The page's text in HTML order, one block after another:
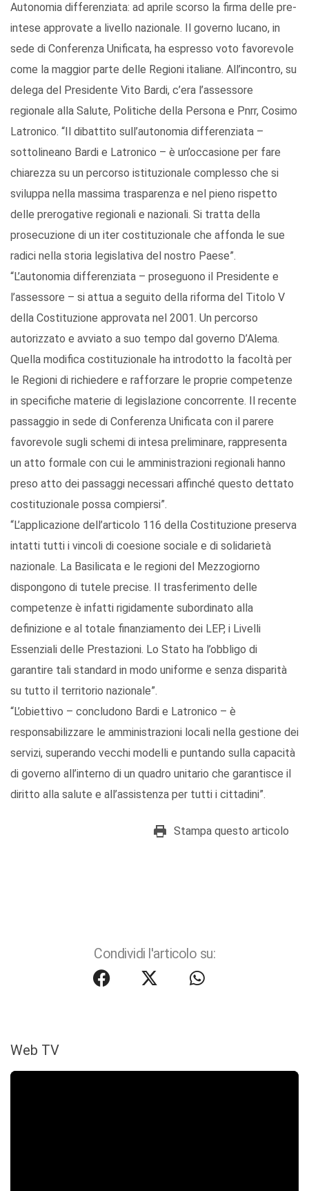
Autonomia differenziata: ad aprile scorso la firma delle pre-
intese approvate a livello nazionale. Il governo lucano, in
sede di Conferenza Unificata, ha espresso voto favorevole
come la maggior parte delle Regioni italiane. All’incontro, su
delega del Presidente Vito Bardi, c’era l’assessore
regionale alla Salute, Politiche della Persona e Pnrr, Cosimo
Latronico. “Il dibattito sull’autonomia differenziata –
sottolineano Bardi e Latronico – è un’occasione per fare
chiarezza su un percorso istituzionale complesso che si
sviluppa nella massima trasparenza e nel pieno rispetto
delle prerogative regionali e nazionali. Si tratta della
prosecuzione di un iter costituzionale che affonda le sue
radici nella storia legislativa del nostro Paese”.
“L’autonomia differenziata – proseguono il Presidente e
l’assessore – si attua a seguito della riforma del Titolo V
della Costituzione approvata nel 2001. Un percorso
autorizzato e avviato a suo tempo dal governo D’Alema.
Quella modifica costituzionale ha introdotto la facoltà per
le Regioni di richiedere e rafforzare le proprie competenze
in specifiche materie di legislazione concorrente. Il recente
passaggio in sede di Conferenza Unificata con il parere
favorevole sugli schemi di intesa preliminare, rappresenta
un atto formale con cui le amministrazioni regionali hanno
preso atto dei passaggi necessari affinché questo dettato
costituzionale possa compiersi”.
“L’applicazione dell’articolo 116 della Costituzione preserva
intatti tutti i vincoli di coesione sociale e di solidarietà
nazionale. La Basilicata e le regioni del Mezzogiorno
dispongono di tutele precise. Il trasferimento delle
competenze è infatti rigidamente subordinato alla
definizione e al totale finanziamento dei LEP, i Livelli
Essenziali delle Prestazioni. Lo Stato ha l’obbligo di
garantire tali standard in modo uniforme e senza disparità
su tutto il territorio nazionale”.
“L’obiettivo – concludono Bardi e Latronico – è
responsabilizzare le amministrazioni locali nella gestione dei
servizi, superando vecchi modelli e puntando sulla capacità
di governo all’interno di un quadro unitario che garantisce il
diritto alla salute e all’assistenza per tutti i cittadini”.
Stampa questo articolo
Condividi l'articolo su:
Web TV